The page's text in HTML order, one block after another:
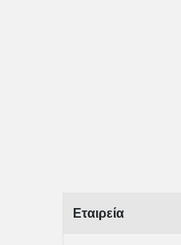
Εταιρεία